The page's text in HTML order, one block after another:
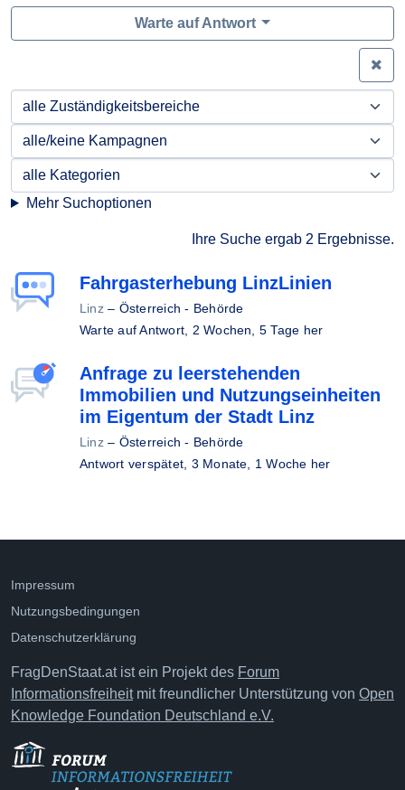
Warte auf Antwort
Mehr Suchoptionen
Ihre Suche ergab 2 Ergebnisse.
Fahrgasterhebung LinzLinien
Linz– Österreich - Behörde
Warte auf Antwort, 2 Wochen, 5 Tage her
Anfrage zu leerstehenden
Immobilien und Nutzungseinheiten
im Eigentum der Stadt Linz
Linz– Österreich - Behörde
Antwort verspätet, 3 Monate, 1 Woche her
Impressum
Nutzungsbedingungen
Datenschutzerklärung
FragDenStaat.at ist ein Projekt des Forum
Informationsfreiheitmit freundlicher Unterstützung von Open
Knowledge Foundation Deutschland e.V.